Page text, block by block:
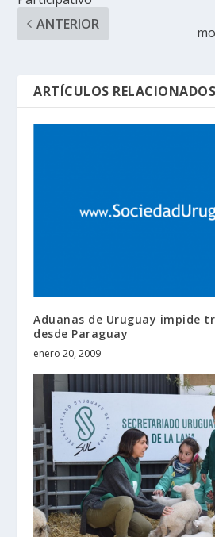
ANTERIOR
ARTÍCULOS RELACIONADOS
Aduanas de Uruguay impide
desde Paraguay
enero 20, 2009